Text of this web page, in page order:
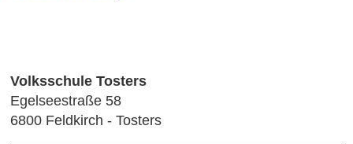
Volksschule Tosters
Egelseestraße 58
6800 Feldkirch - Tosters